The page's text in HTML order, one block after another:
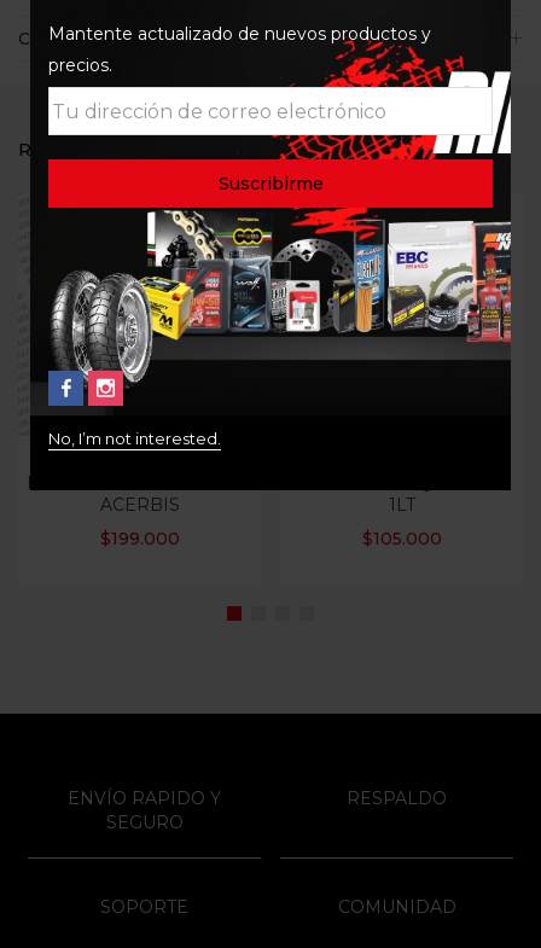
Consultas
RELATED PRODUCTS
MOTOBRAND 2.0 NEGRO
ACERBIS
$199.000
1LT
$105.000
Mantente actualizado de nuevos productos y
precios.
No, I’m not interested.
ENVÍO RAPIDO Y
SEGURO
RESPALDO
SOPORTE COMUNIDAD